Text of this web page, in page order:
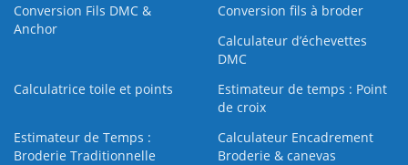
Conversion Fils DMC &
Anchor
Conversion fils à broder
Calculateur d’échevettes
DMC
Calculatrice toile et points
Estimateur de temps : Point
de croix
Estimateur de Temps :
Broderie Traditionnelle
Calculateur Encadrement
Broderie & canevas